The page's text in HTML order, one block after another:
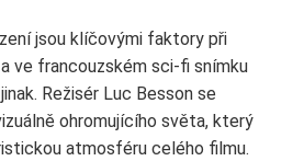
jsou klíčovými faktory při
ve francouzském sci-fi snímku
Režisér Luc Besson se
ohromujícího světa, který
atmosféru celého filmu.